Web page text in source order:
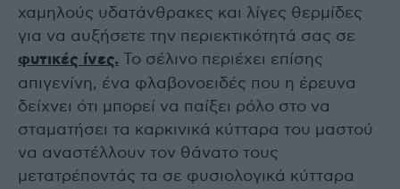
χαμηλούς υδατάνθρακες και λίγες θερμίδες
για να αυξήσετε την περιεκτικότητά σας σε
φυτικές ίνες. Το σέλινο περιέχει επίσης
απιγενίνη, ένα φλαβονοειδές που η έρευνα
δείχνει ότι μπορεί να παίξει ρόλο στο να
σταματήσει τα καρκινικά κύτταρα του μαστού
να αναστέλλουν τον θάνατο τους
μετατρέποντάς τα σε φυσιολογικά κύτταρα